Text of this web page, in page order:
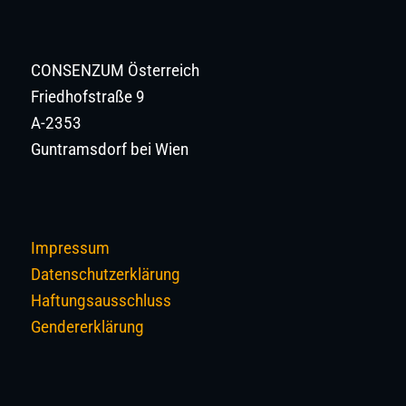
CONSENZUM Österreich
Friedhofstraße 9
A-2353
Guntramsdorf bei Wien
Impressum
Datenschutzerklärung
Haftungsausschluss
Gendererklärung